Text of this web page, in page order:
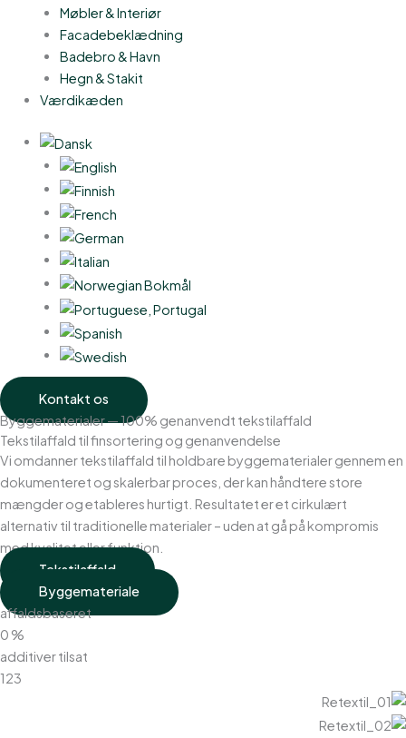
Møbler & Interiør
Facadebeklædning
Badebro & Havn
Hegn & Stakit
Værdikæden
Kontakt os
Byggematerialer — 100% genanvendt tekstilaffald
Tekstilaffald til finsortering og genanvendelse
Vi omdanner tekstilaffald til holdbare byggematerialer gennem en
dokumenteret og skalerbar proces, der kan håndtere store
mængder og etableres hurtigt. Resultatet er et cirkulært
alternativ til traditionelle materialer – uden at gå på kompromis
med kvalitet eller funktion.
Tekstilaffald
Byggemateriale
affaldsbaseret
0 %
additiver tilsat
123